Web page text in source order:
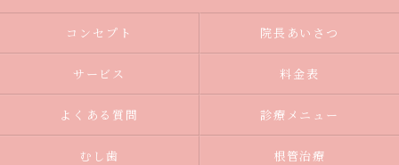
コンセプト 院長あいさつ
サービス 料金表
よくある質問 診療メニュー
むし歯 根管治療